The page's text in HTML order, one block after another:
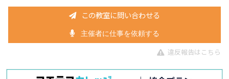
この教室に問い合わせる
主催者に仕事を依頼する
違反報告はこちら